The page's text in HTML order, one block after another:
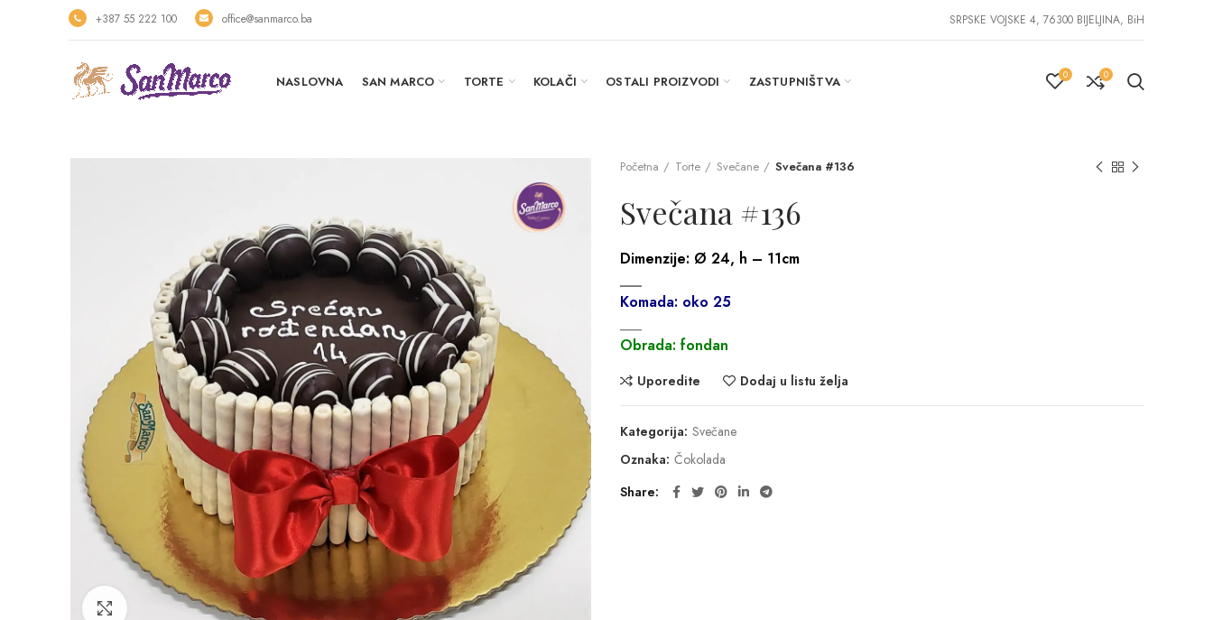
+387 55 222 100 office@sanmarco.ba SRPSKE VOJSKE 4, 76300 BIJELJINA, BiH
NASLOVNA SAN MARCO TORTE KOLAČI OSTALI PROIZVODI ZASTUPNIŠTVA 0 0
Click to enlarge
Početna Torte Svečane Svečana #136
Svečana #136
Dimenzije: Ø 24, h – 11cm
___
Komada: oko 25
Obrada: fondan
Uporedite Dodaj u listu želja
Kategorija: Svečane
Oznaka: Čokolada
Share